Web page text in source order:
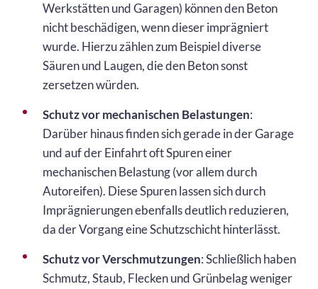
Werkstätten und Garagen) können den Beton
nicht beschädigen, wenn dieser imprägniert
wurde. Hierzu zählen zum Beispiel diverse
Säuren und Laugen, die den Beton sonst
zersetzen würden.
Schutz vor mechanischen Belastungen:
Darüber hinaus finden sich gerade in der Garage
und auf der Einfahrt oft Spuren einer
mechanischen Belastung (vor allem durch
Autoreifen). Diese Spuren lassen sich durch
Imprägnierungen ebenfalls deutlich reduzieren,
da der Vorgang eine Schutzschicht hinterlässt.
Schutz vor Verschmutzungen: Schließlich haben
Schmutz, Staub, Flecken und Grünbelag weniger